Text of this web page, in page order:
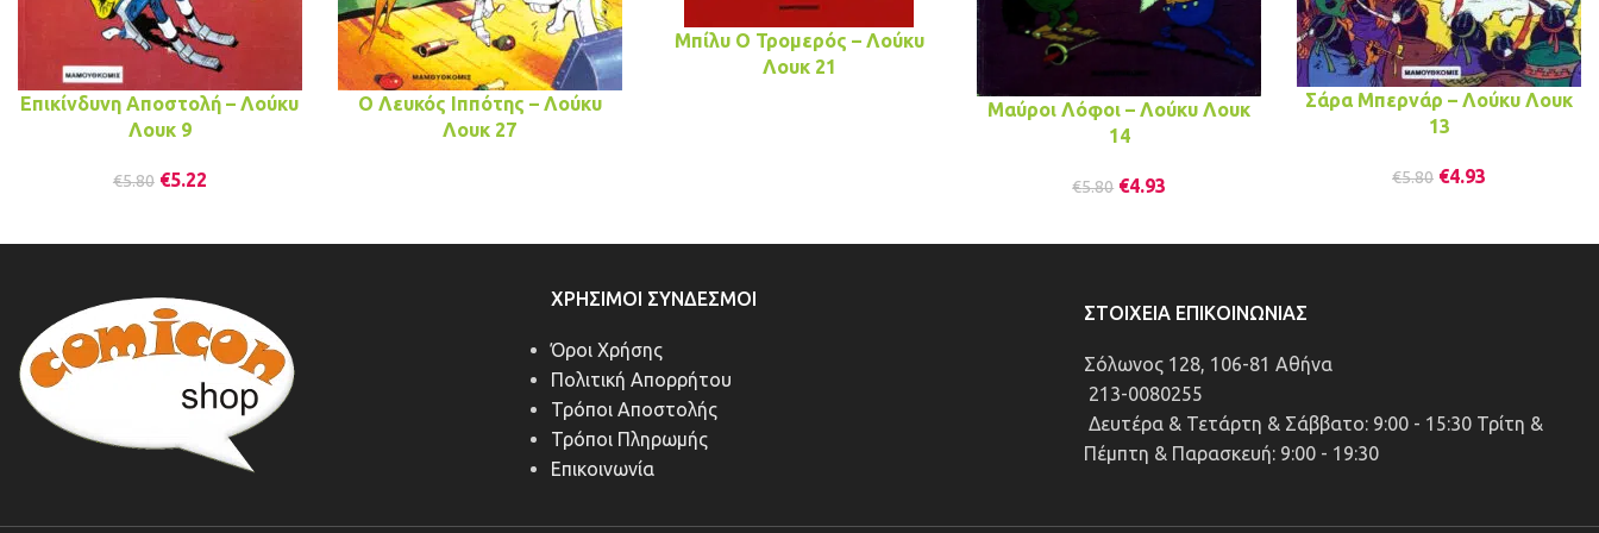
Επικίνδυνη Αποστολή – Λούκυ
Λουκ 9
€5.80 €5.22
Ο Λευκός Ιππότης – Λούκυ
Λουκ 27
Μπίλυ Ο Τρομερός – Λούκυ
Λουκ 21
Μαύροι Λόφοι – Λούκυ Λουκ
14
€5.80 €4.93
Σάρα Μπερνάρ – Λούκυ Λουκ
13
€5.80 €4.93
ΧΡΉΣΙΜΟΙ ΣΎΝΔΕΣΜΟΙ
Όροι Χρήσης
Πολιτική Απορρήτου
Τρόποι Αποστολής
Τρόποι Πληρωμής
Επικοινωνία
ΣΤΟΙΧΕΊΑ ΕΠΙΚΟΙΝΩΝΊΑΣ
Σόλωνος 128, 106-81 Αθήνα
213-0080255
Δευτέρα & Τετάρτη & Σάββατο: 9:00 - 15:30 Τρίτη &
Πέμπτη & Παρασκευή: 9:00 - 19:30